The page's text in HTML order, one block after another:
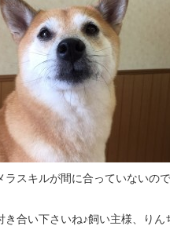
ラスキルが間に合っていないの
き合い下さいね♪飼い主様、りん